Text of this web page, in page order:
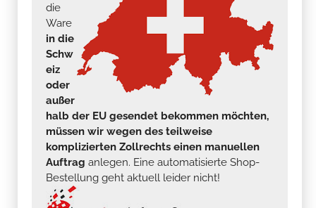
die
Ware
in die
Schw
eiz
oder
außer
halb der EU gesendet bekommen möchten,
müssen wir wegen des teilweise
komplizierten Zollrechts einen manuellen
Auftrag anlegen. Eine automatisierte Shop-
Bestellung geht aktuell leider nicht!